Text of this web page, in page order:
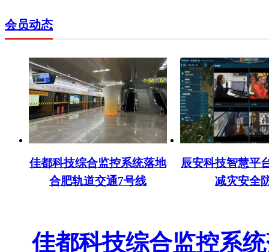
会员动态
佳都科技综合监控系统落地
合肥轨道交通7号线
辰安科技智慧平
减灾安全
佳都科技综合监控系